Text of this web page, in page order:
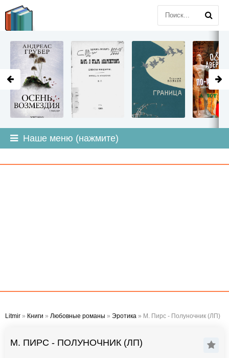
Наше меню (нажмите)
Litmir » Книги » Любовные романы » Эротика » М. Пирс - Полуночник (ЛП)
М. ПИРС - ПОЛУНОЧНИК (ЛП)
LITMIR.ORG